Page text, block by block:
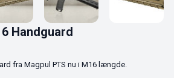
Handguard
fra Magpul PTS nu i M16 længde.